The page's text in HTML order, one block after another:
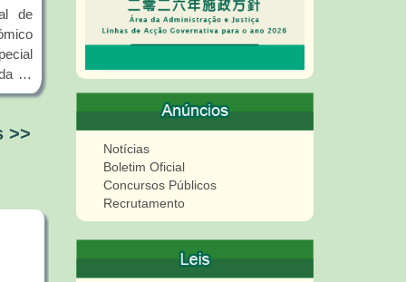
de
de
>>
Notícias
Boletim Oficial
Concursos Públicos
Recrutamento